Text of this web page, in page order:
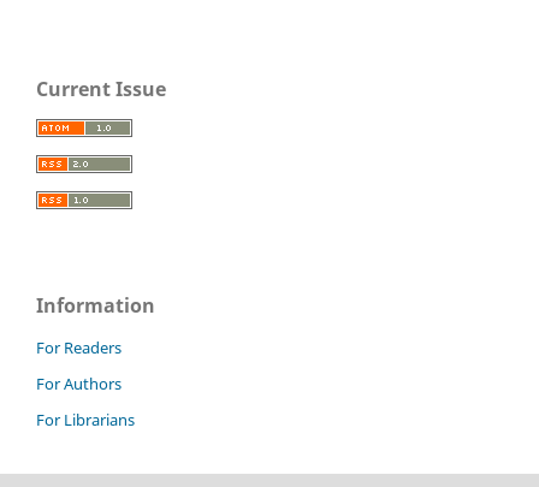
Current Issue
Information
For Readers
For Authors
For Librarians